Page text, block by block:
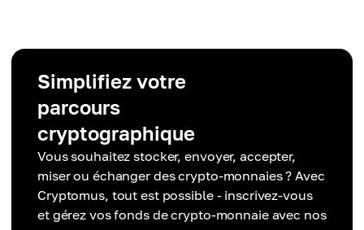
Simplifiez votre
parcours
cryptographique
Vous souhaitez stocker, envoyer, accepter,
miser ou échanger des crypto-monnaies ? Avec
Cryptomus, tout est possible - inscrivez-vous
et gérez vos fonds de crypto-monnaie avec nos